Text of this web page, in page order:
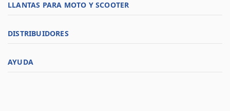
LLANTAS PARA MOTO Y SCOOTER
DISTRIBUIDORES
AYUDA